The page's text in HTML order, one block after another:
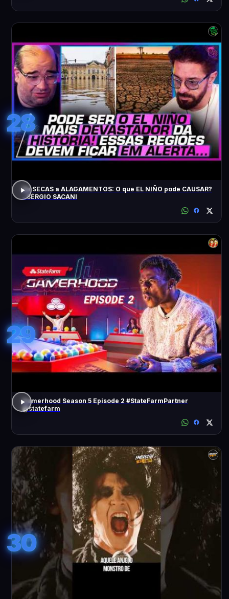
28
De SECAS a ALAGAMENTOS: O que EL NIÑO pode CAUSAR?
- SÉRGIO SACANI
29
Gamerhood Season 5 Episode 2 #StateFarmPartner
@statefarm
30